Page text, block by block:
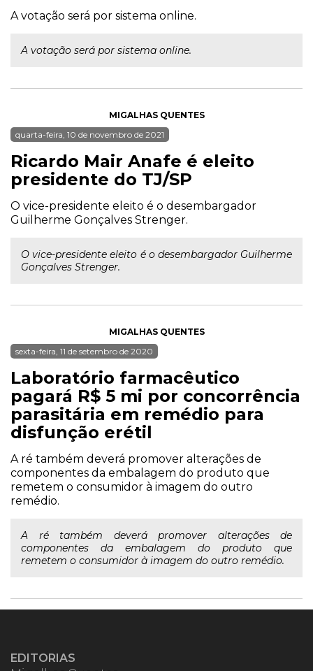
A votação será por sistema online.
A votação será por sistema online.
MIGALHAS QUENTES
quarta-feira, 10 de novembro de 2021
Ricardo Mair Anafe é eleito
presidente do TJ/SP
O vice-presidente eleito é o desembargador
Guilherme Gonçalves Strenger.
O vice-presidente eleito é o desembargador Guilherme
Gonçalves Strenger.
MIGALHAS QUENTES
sexta-feira, 11 de setembro de 2020
Laboratório farmacêutico
pagará R$ 5 mi por concorrência
parasitária em remédio para
disfunção erétil
A ré também deverá promover alterações de
componentes da embalagem do produto que
remetem o consumidor à imagem do outro
remédio.
A ré também deverá promover alterações de
componentes da embalagem do produto que
remetem o consumidor à imagem do outro remédio.
EDITORIAS